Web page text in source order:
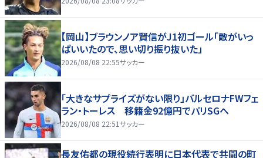
【岡山】ブラウンノア賢信がJ1初ゴール「敵がいっ
ぱいいたので、思い切り振り抜いた」
2026/08/08 22:55サッカー
「大きなサプライズがない限り」バルセロナFWフェ
ラン・トーレス 移籍金92億円でパリSGへ
2026/08/08 22:51サッカー
長友佑都の現役続行表明に日本代表で共闘の町